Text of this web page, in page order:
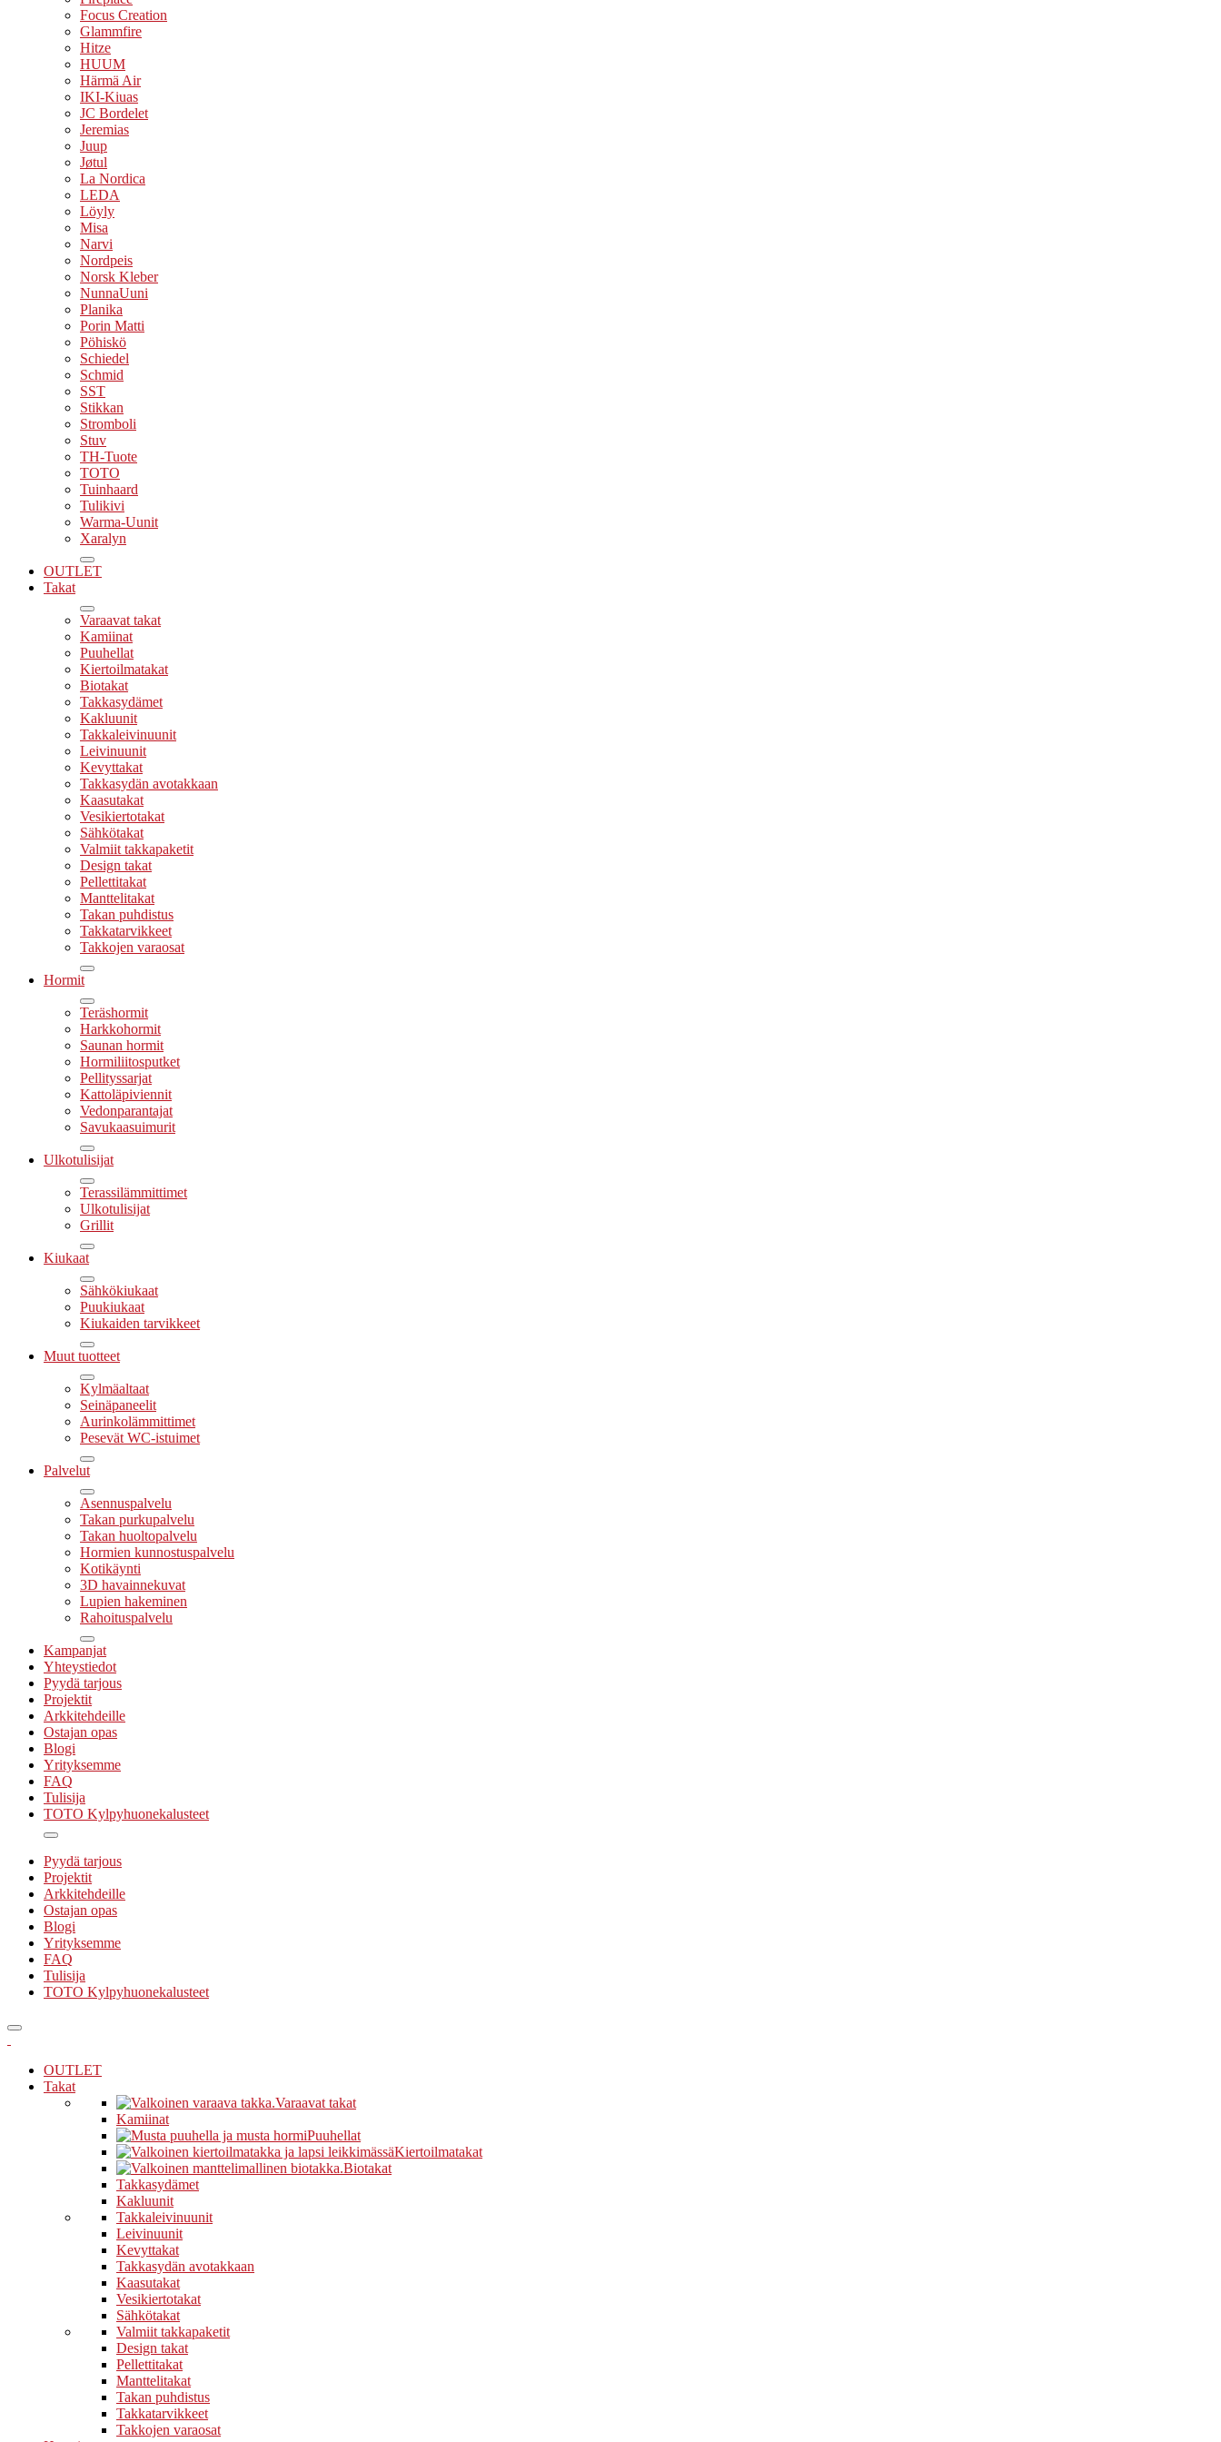
Focus Creation
Glammfire
Hitze
HUUM
Härmä Air
IKI-Kiuas
JC Bordelet
Jeremias
Juup
Jøtul
La Nordica
LEDA
Löyly
Misa
Narvi
Nordpeis
Norsk Kleber
NunnaUuni
Planika
Porin Matti
Pöhiskö
Schiedel
Schmid
SST
Stikkan
Stromboli
Stuv
TH-Tuote
TOTO
Tuinhaard
Tulikivi
Warma-Uunit
Xaralyn
OUTLET
Takat
Varaavat takat
Kamiinat
Puuhellat
Kiertoilmatakat
Biotakat
Takkasydämet
Kakluunit
Takkaleivinuunit
Leivinuunit
Kevyttakat
Takkasydän avotakkaan
Kaasutakat
Vesikiertotakat
Sähkötakat
Valmiit takkapaketit
Design takat
Pellettitakat
Manttelitakat
Takan puhdistus
Takkatarvikkeet
Takkojen varaosat
Hormit
Teräshormit
Harkkohormit
Saunan hormit
Hormiliitosputket
Pellityssarjat
Kattoläpiviennit
Vedonparantajat
Savukaasuimurit
Ulkotulisijat
Terassilämmittimet
Ulkotulisijat
Grillit
Kiukaat
Sähkökiukaat
Puukiukaat
Kiukaiden tarvikkeet
Muut tuotteet
Kylmäaltaat
Seinäpaneelit
Aurinkolämmittimet
Pesevät WC-istuimet
Palvelut
Asennuspalvelu
Takan purkupalvelu
Takan huoltopalvelu
Hormien kunnostuspalvelu
Kotikäynti
3D havainnekuvat
Lupien hakeminen
Rahoituspalvelu
Kampanjat
Yhteystiedot
Pyydä tarjous
Projektit
Arkkitehdeille
Ostajan opas
Blogi
Yrityksemme
FAQ
Tulisija
TOTO Kylpyhuonekalusteet
Pyydä tarjous
Projektit
Arkkitehdeille
Ostajan opas
Blogi
Yrityksemme
FAQ
Tulisija
TOTO Kylpyhuonekalusteet
OUTLET
Takat
Varaavat takat
Kamiinat
Puuhellat
Kiertoilmatakat
Biotakat
Takkasydämet
Kakluunit
Takkaleivinuunit
Leivinuunit
Kevyttakat
Takkasydän avotakkaan
Kaasutakat
Vesikiertotakat
Sähkötakat
Valmiit takkapaketit
Design takat
Pellettitakat
Manttelitakat
Takan puhdistus
Takkatarvikkeet
Takkojen varaosat